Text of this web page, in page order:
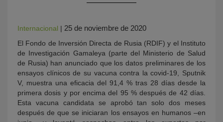
Internacional | 25 de noviembre de 2020
El Fondo de Inversión Directa de Rusia (RDIF) y el Instituto
de Investigación Gamaleya (parte del Ministerio de Salud
de Rusia) han anunciado que los datos preliminares de los
ensayos clínicos de su vacuna contra la covid-19, Sputnik
V, muestra una eficacia del 91,4 % tras 28 días desde la
primera dosis y por encima del 95 % después de 42 días.
Esta vacuna candidata se aprobó tan solo dos meses
después de que se iniciaran los ensayos en humanos –en